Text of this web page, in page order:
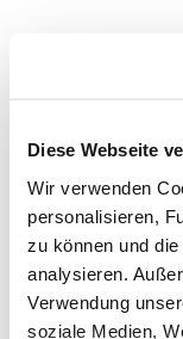
Diese Webseite
Wir verwenden
personalisieren,
zu können und
analysieren.
Verwendung
soziale Medien,